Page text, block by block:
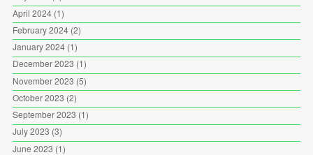
April 2024(1)
February 2024(2)
January 2024(1)
December 2023 (1)
November 2023 (5)
October 2023 (2)
September 2023 (1)
July 2023 (3)
June 2023 (1)